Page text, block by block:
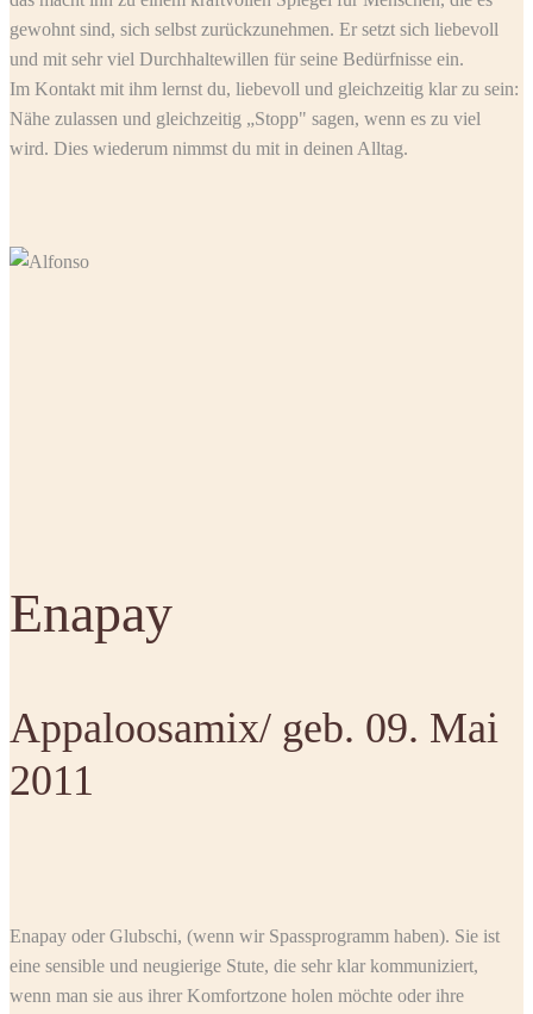
gewohnt sind, sich selbst zurückzunehmen. Er setzt sich liebevoll
und mit sehr viel Durchhaltewillen für seine Bedürfnisse ein.
Im Kontakt mit ihm lernst du, liebevoll und gleichzeitig klar zu sein:
Nähe zulassen und gleichzeitig „Stopp" sagen, wenn es zu viel
wird. Dies wiederum nimmst du mit in deinen Alltag.
Enapay
Appaloosamix/ geb. 09. Mai
2011
Enapay oder Glubschi, (wenn wir Spassprogramm haben). Sie ist
eine sensible und neugierige Stute, die sehr klar kommuniziert,
wenn man sie aus ihrer Komfortzone holen möchte oder ihre